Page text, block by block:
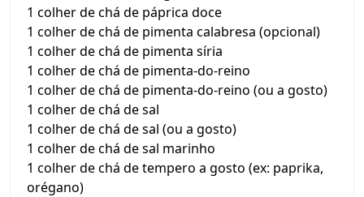
1 colher de chá de páprica doce
1 colher de chá de pimenta calabresa (opcional)
1 colher de chá de pimenta síria
1 colher de chá de pimenta-do-reino
1 colher de chá de pimenta-do-reino (ou a gosto)
1 colher de chá de sal
1 colher de chá de sal (ou a gosto)
1 colher de chá de sal marinho
1 colher de chá de tempero a gosto (ex: paprika,
orégano)